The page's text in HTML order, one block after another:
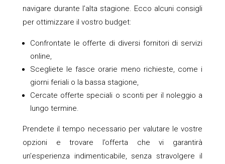
navigare durante l’alta stagione. Ecco alcuni consigli
per ottimizzare il vostro budget:
Confrontate le offerte di diversi fornitori di servizi
online,
Scegliete le fasce orarie meno richieste, come i
giorni feriali o la bassa stagione,
Cercate offerte speciali o sconti per il noleggio a
lungo termine.
Prendete il tempo necessario per valutare le vostre
opzioni e trovare l’offerta che vi garantirà
un’esperienza indimenticabile, senza stravolgere il